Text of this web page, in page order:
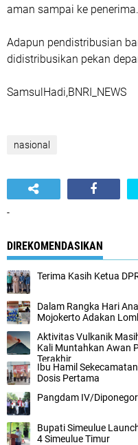
aman sampai ke penerima.
Adapun pendistribusian
didistribusikan pekan
SamsulHadi,BNRI_NEWS
nasional
-
DIREKOMENDASIKAN
Terima Kasih Ketua
Dalam Rangka Hari
Mojokerto Adakan
Aktivitas Vulkanik
Kali Muntahkan Awan
Terakhir
Ibu Hamil
Dosis Pertama
Pangdam IV/
Bupati Simeulue
4 Simeulue Timur